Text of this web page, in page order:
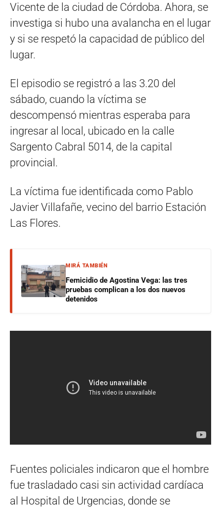
Vicente de la ciudad de Córdoba. Ahora, se
investiga si hubo una avalancha en el lugar
y si se respetó la capacidad de público del
lugar.
El episodio se registró a las 3.20 del
sábado, cuando la víctima se
descompensó mientras esperaba para
ingresar al local, ubicado en la calle
Sargento Cabral 5014, de la capital
provincial.
La víctima fue identificada como Pablo
Javier Villafañe, vecino del barrio Estación
Las Flores.
MIRÁ TAMBIÉN
Femicidio de Agostina Vega: las tres
pruebas complican a los dos nuevos
detenidos
Fuentes policiales indicaron que el hombre
fue trasladado casi sin actividad cardíaca
al Hospital de Urgencias, donde se